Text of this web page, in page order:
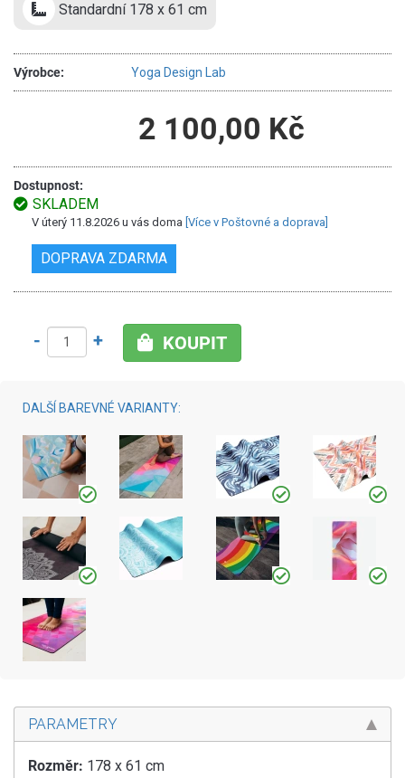
Standardní 178 x 61 cm
Výrobce: Yoga Design Lab
2 100,00 Kč
Dostupnost:
SKLADEM
V úterý 11.8.2026 u vás doma [Více v Poštovné a doprava]
DOPRAVA ZDARMA
- + KOUPIT
DALŠÍ BAREVNÉ VARIANTY:
PARAMETRY
Rozměr: 178 x 61 cm